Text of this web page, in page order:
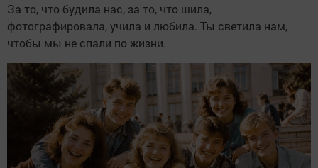
За то, что будила нас, за то, что шила,
фотографировала, учила и любила. Ты светила нам,
чтобы мы не спали по жизни.